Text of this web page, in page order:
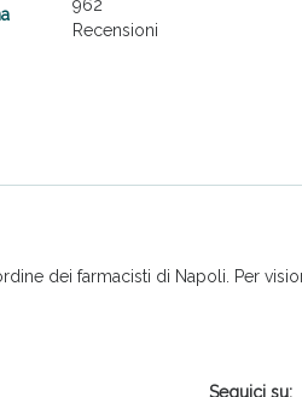
962
Recensioni
dei farmacisti di Napoli. Per
Seguici su: